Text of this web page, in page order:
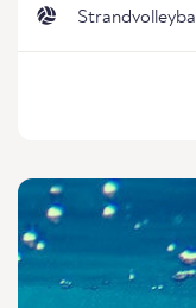
Strandvolleybal